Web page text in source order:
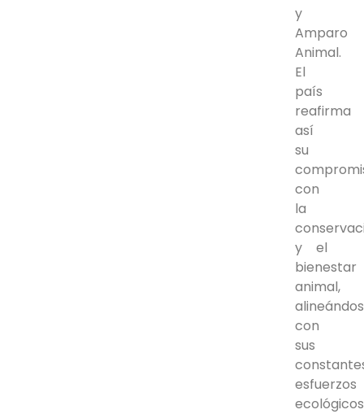
y
Amparo
Animal.
El
país
reafirma
así
su
con
la
y el
bienestar
animal,
con
sus
esfuerzos